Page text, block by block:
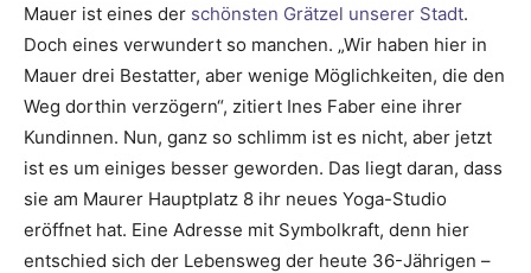
Mauer ist eines der schönsten Grätzel unserer Stadt.
Doch eines verwundert so manchen. „Wir haben hier in
Mauer drei Bestatter, aber wenige Möglichkeiten, die den
Weg dorthin verzögern“, zitiert Ines Faber eine ihrer
Kundinnen. Nun, ganz so schlimm ist es nicht, aber jetzt
ist es um einiges besser geworden. Das liegt daran, dass
sie am Maurer Hauptplatz 8 ihr neues Yoga-Studio
eröffnet hat. Eine Adresse mit Symbolkraft, denn hier
entschied sich der Lebensweg der heute 36-Jährigen –